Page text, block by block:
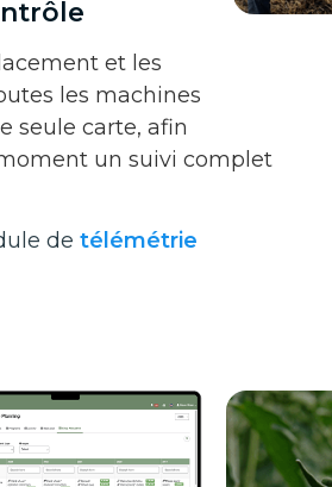
et les
les machines
seule carte, afin
un suivi complet
de télémétrie